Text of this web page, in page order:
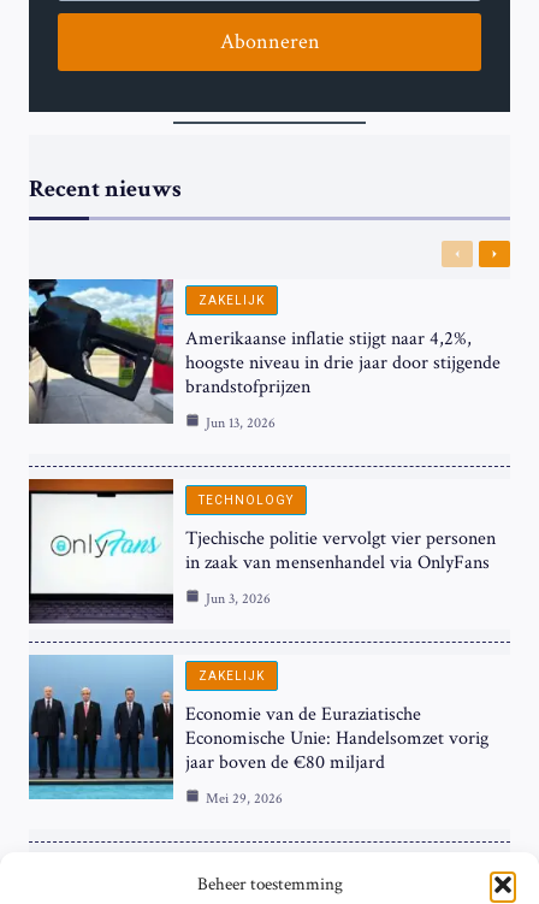
Beheer toestemming
Abonneren
Recent nieuws
Previous
Next
ZAKELIJK
Amerikaanse inflatie stijgt naar 4,2%,
hoogste niveau in drie jaar door stijgende
brandstofprijzen
Jun 13, 2026
TECHNOLOGY
Tjechische politie vervolgt vier personen
in zaak van mensenhandel via OnlyFans
Jun 3, 2026
ZAKELIJK
Economie van de Euraziatische
Economische Unie: Handelsomzet vorig
jaar boven de €80 miljard
Mei 29, 2026
ZAKELIJK